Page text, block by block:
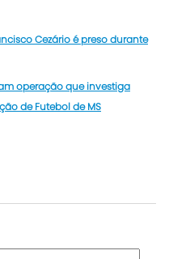
Cezário é preso durante
operação que investiga
de Futebol de MS